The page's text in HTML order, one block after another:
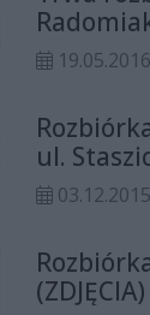
ul.
(ZDJĘCIA)